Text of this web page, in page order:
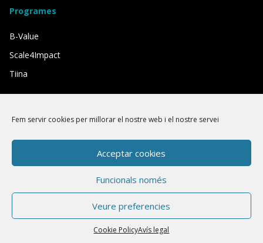
Fem servir cookies per millorar el nostre web i el nostre servei
Acceptar cookies
Funcionals només
Veure preferencies
Cookie PolicyAvís legal
Programes
B-Value
Scale4Impact
Tiina